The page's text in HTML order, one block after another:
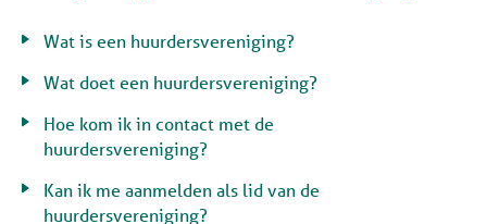
Wat is een huurdersvereniging?
Wat doet een huurdersvereniging?
Hoe kom ik in contact met de
huurdersvereniging?
Kan ik me aanmelden als lid van de
huurdersvereniging?